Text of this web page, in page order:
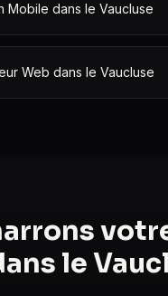
Mobile dans le Vaucluse
Web dans le Vaucluse
le